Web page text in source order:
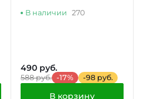
В наличии 270
490 руб.
588 руб. -17% -98 руб.
В корзину